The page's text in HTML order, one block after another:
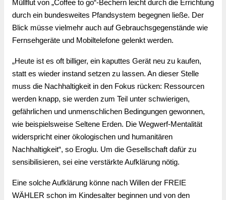
Müllflut von „Coffee to go“-Bechern leicht durch die Errichtung
durch ein bundesweites Pfandsystem begegnen ließe. Der
Blick müsse vielmehr auch auf Gebrauchsgegenstände wie
Fernsehgeräte und Mobiltelefone gelenkt werden.
„Heute ist es oft billiger, ein kaputtes Gerät neu zu kaufen,
statt es wieder instand setzen zu lassen. An dieser Stelle
muss die Nachhaltigkeit in den Fokus rücken: Ressourcen
werden knapp, sie werden zum Teil unter schwierigen,
gefährlichen und unmenschlichen Bedingungen gewonnen,
wie beispielsweise Seltene Erden. Die Wegwerf-Mentalität
widerspricht einer ökologischen und humanitären
Nachhaltigkeit“, so Eroglu. Um die Gesellschaft dafür zu
sensibilisieren, sei eine verstärkte Aufklärung nötig.
Eine solche Aufklärung könne nach Willen der FREIE
WÄHLER schon im Kindesalter beginnen und von den